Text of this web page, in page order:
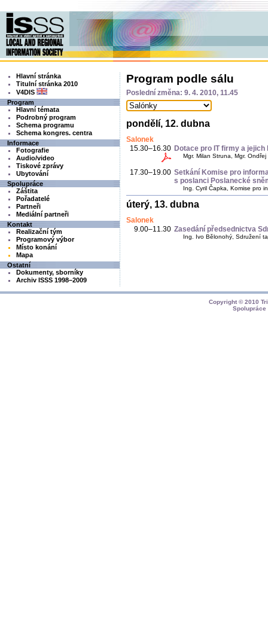
Hlavní stránka
Titulní stránka 2010
V4DIS
Program
Hlavní témata
Podrobný program
Schema programu
Schema kongres. centra
Informace
Fotografie
Audio/video
Tiskové zprávy
Ubytování
Spolupráce
Záštita
Pořadatelé
Partneři
Mediální partneři
Kontakt
Realizační tým
Programový výbor
Místo konání
Mapa
Ostatní
Dokumenty, sborníky
Archiv ISSS 1998–2009
Program podle sálu
Poslední změna: 9. 4. 2010, 11.45
pondělí, 12. dubna
Salonek
15.30–16.30 Dotace pro IT firmy a jejich
Mgr. Milan Struna, Mgr.
17.30–19.00 Setkání Komise pro
s poslanci Poslanecké
Ing. Cyril Čapka, Komise pro
úterý, 13. dubna
Salonek
9.00–11.30 Zasedání předsednictva
Ing. Ivo Bělonohý, Sdružení
Copyright © 2010